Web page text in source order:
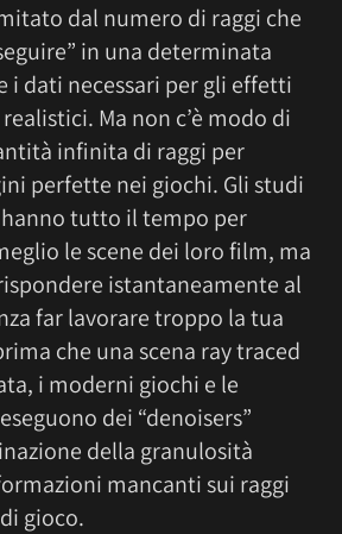
dal numero di raggi che
in una determinata
i dati necessari per gli effetti
Ma non c’è modo di
infinita di raggi per
perfette nei giochi. Gli studi
tutto il tempo per
le scene dei loro film, ma
istantaneamente al
far lavorare troppo la tua
che una scena ray traced
i moderni giochi e le
dei “denoisers”
della granulosità
mancanti sui raggi
gioco.